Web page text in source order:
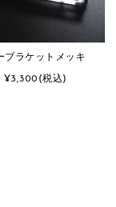
ブラケットメッキ
¥3,300 (税込)